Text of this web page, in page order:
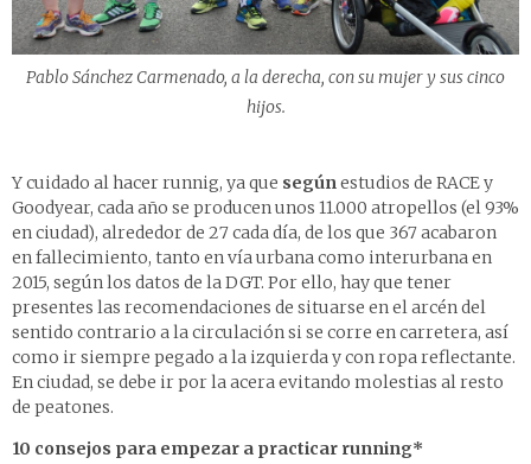
Pablo Sánchez Carmenado, a la derecha, con su mujer y sus cinco
hijos.
Y cuidado al hacer runnig, ya que segúnestudios de RACE y
Goodyear, cada año se producen unos 11.000 atropellos (el 93%
en ciudad), alrededor de 27 cada día, de los que 367 acabaron
en fallecimiento, tanto en vía urbana como interurbana en
2015, según los datos de la DGT. Por ello, hay que tener
presentes las recomendaciones de situarse en el arcén del
sentido contrario a la circulación si se corre en carretera, así
como ir siempre pegado a la izquierda y con ropa reflectante.
En ciudad, se debe ir por la acera evitando molestias al resto
de peatones.
10 consejos para empezar a practicar running*